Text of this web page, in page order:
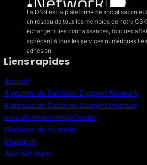
La DSN est la plateforme de socialisation et
en réseau de tous les membres de notre
échangent des connaissances, font des
accèdent à tous les services numériques
adhésion.
Liens rapides
Accueil
À propos du Decision Support Network
À propos de Decision Support Institute
www.Brainstorming.Center
Histoires de réussite
Research
Join our team